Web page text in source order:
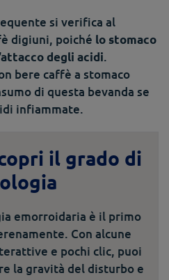
si verifica al
digiuni, poiché lo stomaco
degli acidi.
bere caffè a stomaco
di questa bevanda se
infiammate.
il grado di
emorroidaria è il primo
Con alcune
e pochi clic, puoi
la gravità del disturbo e